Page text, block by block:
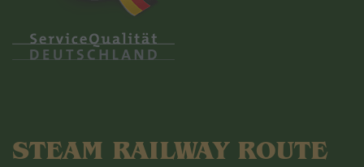
STEAM RAILWAY ROUTE